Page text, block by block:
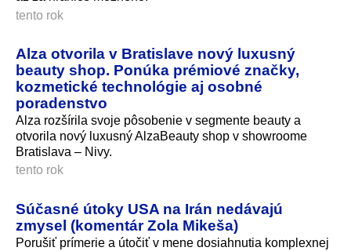
tento rok
Alza otvorila v Bratislave nový luxusný
beauty shop. Ponúka prémiové značky,
kozmetické technológie aj osobné
poradenstvo
Alza rozšírila svoje pôsobenie v segmente beauty a
otvorila nový luxusný AlzaBeauty shop v showroome
Bratislava – Nivy.
tento rok
Súčasné útoky USA na Irán nedávajú
zmysel (komentár Zola Mikeša)
Porušiť prímerie a útočiť v mene dosiahnutia komplexnej